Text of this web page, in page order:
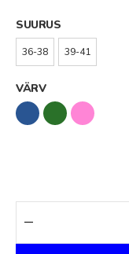
SUURUS
36-38 39-41
VÄRV